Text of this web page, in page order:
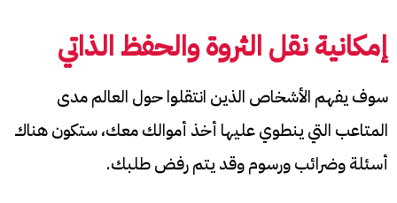
إمكانية نقل الثروة والحفظ الذاتي
سوف يفهم الأشخاص الذين انتقلوا حول العالم مدى
المتاعب التي ينطوي عليها أخذ أموالك معك، ستكون هناك
أسئلة وضرائب ورسوم وقد يتم رفض طلبك.